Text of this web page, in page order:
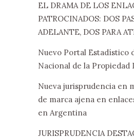
EL DRAMA DE LOS
PATROCINADOS: DOS
ADELANTE, DOS PARA
Nuevo Portal Estadístico
Nacional de la Propiedad
Nueva jurisprudencia en
de marca ajena en
en Argentina
JURISPRUDENCIA